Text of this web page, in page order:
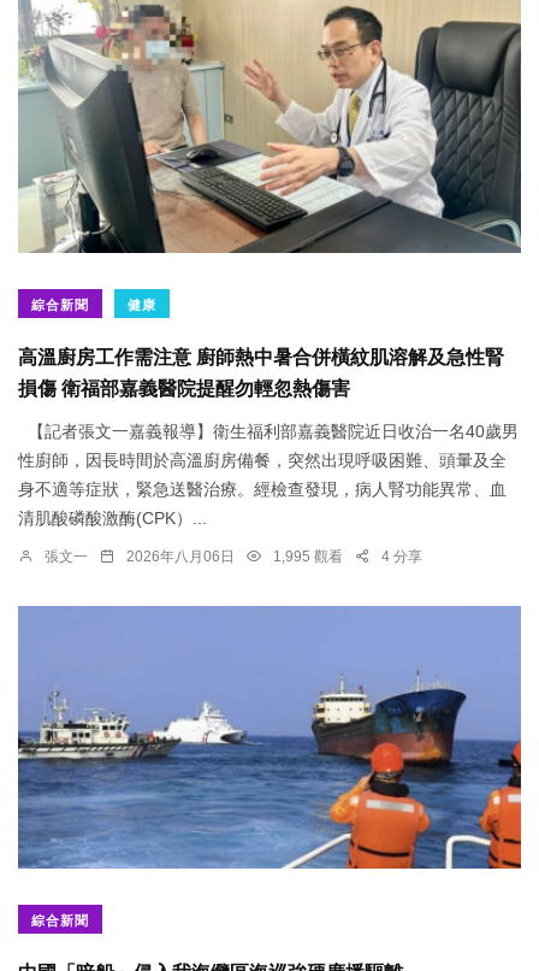
綜合新聞 健康
高溫廚房工作需注意 廚師熱中暑合併橫紋肌溶解及急性腎
損傷 衛福部嘉義醫院提醒勿輕忽熱傷害
【記者張文一嘉義報導】衛生福利部嘉義醫院近日收治一名40歲男
性廚師，因長時間於高溫廚房備餐，突然出現呼吸困難、頭暈及全
身不適等症狀，緊急送醫治療。經檢查發現，病人腎功能異常、血
清肌酸磷酸激酶(CPK）...
張文一 2026年八月06日 1,995 觀看 4 分享
綜合新聞